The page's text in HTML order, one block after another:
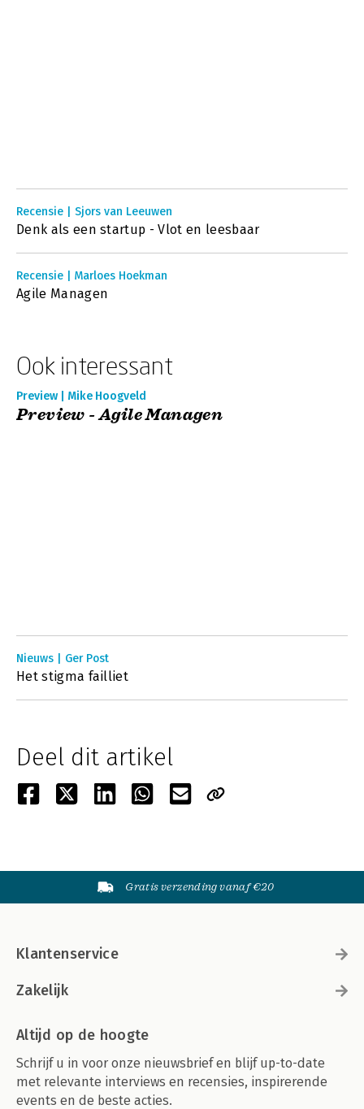
Recensie | Sjors van Leeuwen
Denk als een startup - Vlot en leesbaar
Recensie | Marloes Hoekman
Agile Managen
Ook interessant
Preview | Mike Hoogveld
Preview - Agile Managen
Nieuws | Ger Post
Het stigma failliet
Deel dit artikel
Gratis verzending vanaf €20
Klantenservice
Zakelijk
Altijd op de hoogte
Schrijf u in voor onze nieuwsbrief en blijf up-to-date
met relevante interviews en recensies, inspirerende
events en de beste acties.